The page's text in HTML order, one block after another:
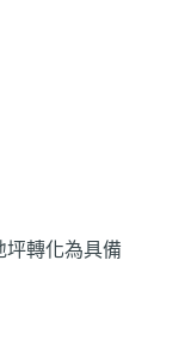
坪轉化為具備